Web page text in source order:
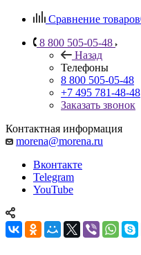
Сравнение товаров
8 800 505-05-48
Назад
Телефоны
8 800 505-05-48
+7 495 781-48-48
Заказать звонок
Контактная информация
morena@morena.ru
Вконтакте
Telegram
YouTube